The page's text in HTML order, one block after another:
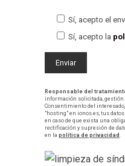
Sí, acepto el
Sí, acepto la
Responsable del
información solicitada, gestión
Consentimiento del interesado,
"hosting" en ionos.es, tus
en caso de que exista una
rectificación y supresión de
en la política de privacidad .